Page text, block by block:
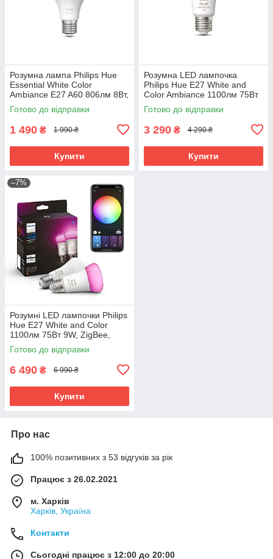
Розумна лампа Philips Hue
Essential White Color
Ambiance E27 A60 806лм 8Вт,
Bluetooth, Zigbee, 1 шт.
Готово до відправки
1 490 ₴ 1 990 ₴
Купити
Розумна LED лампочка
Philips Hue E27 White and
Color Ambiance 1100лм 75Вт
9W, ZigBee, Bluetooth, Apple
HomeKit
Готово до відправки
3 290 ₴ 4 290 ₴
Купити
–7%
Розумні LED лампочки Philips
Hue E27 White and Color
1100лм 75Вт 9W, ZigBee,
Bluetooth, Apple HomeKit, 2шт.
Готово до відправки
6 490 ₴ 6 990 ₴
Купити
Про нас
100% позитивних з 53 відгуків за рік
Працює з 26.02.2021
м. Харків
Харків, Україна
Контакти
Сьогодні працює з 12:00 до 20:00